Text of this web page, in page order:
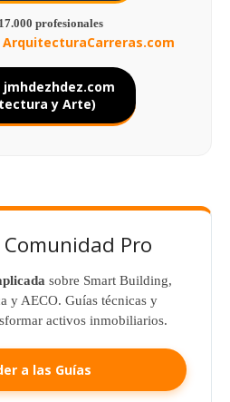
profesionales
ArquitecturaCarreras.com
y Arte)
Pro
sobre Smart Building,
y AECO. Guías técnicas y
activos inmobiliarios.
a las Guías